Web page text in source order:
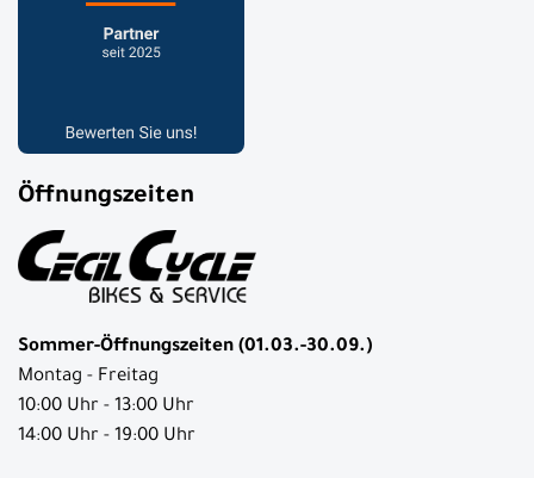
Öffnungszeiten
Sommer-Öffnungszeiten (01.03.-30.09.)
Montag - Freitag
10:00 Uhr - 13:00 Uhr
14:00 Uhr - 19:00 Uhr